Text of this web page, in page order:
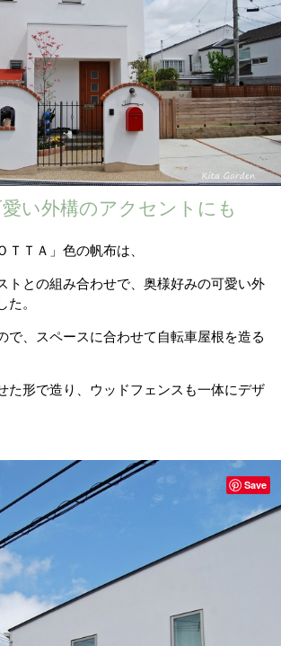
い外構のアクセントにも
ＴＡ」色の帆布は、
トとの組み合わせで、奥様好みの可愛い外
。
で、スペースに合わせて自転車屋根を造る
た形で造り、ウッドフェンスも一体にデザ
Save